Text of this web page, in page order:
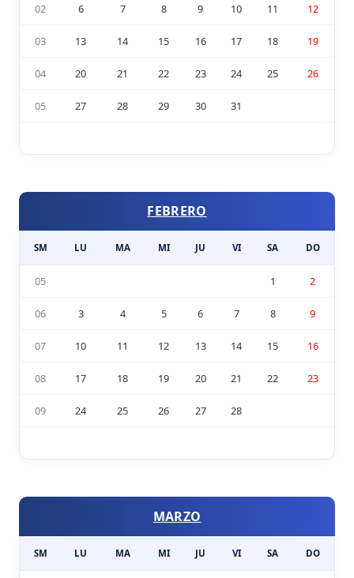
02 6 7 8 9 10 11 12
03 13 14 15 16 17 18 19
04 20 21 22 23 24 25 26
05 27 28 29 30 31
FEBRERO
SM LU MA MI JU VI SA DO
05 1 2
06 3 4 5 6 7 8 9
07 10 11 12 13 14 15 16
08 17 18 19 20 21 22 23
09 24 25 26 27 28
MARZO
SM LU MA MI JU VI SA DO